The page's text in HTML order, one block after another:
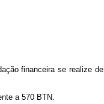
financeira se realize
a 570 BTN.